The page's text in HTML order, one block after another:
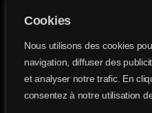
Cookies
Nous utilisons des cookies
navigation, diffuser des
et analyser notre trafic. En
consentez à notre utilisation
Ici l’Ombre – mardi